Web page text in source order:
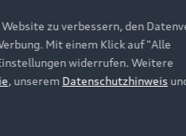
zu verbessern, den
Mit einem Klick auf "Alle
widerrufen. Weitere
, unserem Datenschutzhinweis